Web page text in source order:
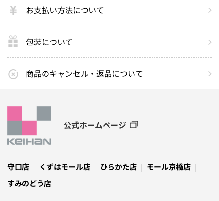
お支払い方法について
包装について
商品のキャンセル・返品について
公式ホームページ
守口店 くずはモール店 ひらかた店
モール京橋店
すみのどう店